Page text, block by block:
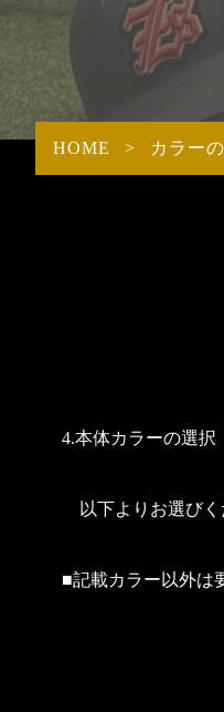
HOME > カラー
4.本体カラーの選択
以下よりお選びく
■記載カラー以外は